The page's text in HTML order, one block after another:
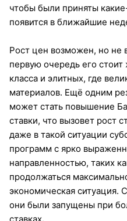
чтобы были приняты
появится в ближайшие
Рост цен возможен, но не
первую очередь его стоит
класса и элитных, где
материалов. Ещё одним
может стать повышение
ставки, что вызовет рост
даже в такой ситуации
программ с ярко
направленностью, таких
продолжаться
экономическая ситуация.
они были запущены при
ставках.